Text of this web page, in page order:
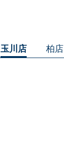
玉川店 柏店